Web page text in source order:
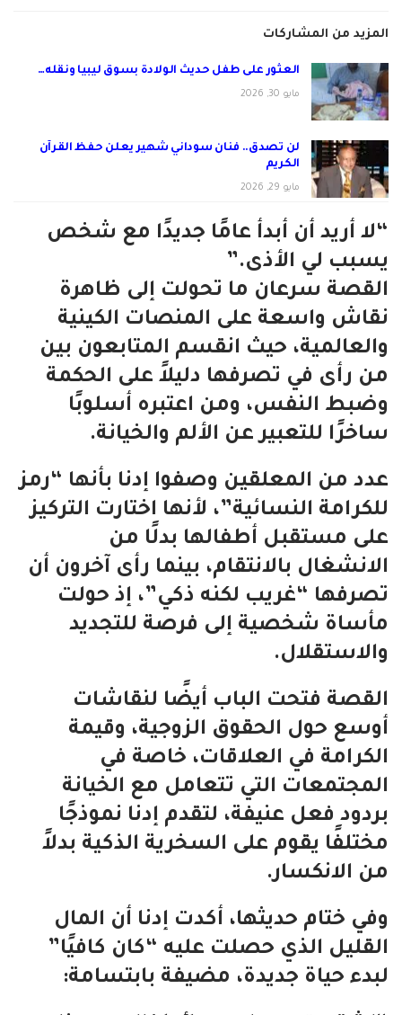
المزيد من المشاركات
العثور على طفل حديث الولادة بسوق ليبيا ونقله…
مايو 30, 2026
لن تصدق.. فنان سوداني شهير يعلن حفظ القرآن
الكريم
مايو 29, 2026
“لا أريد أن أبدأ عامًا جديدًا مع شخص
يسبب لي الأذى.”
القصة سرعان ما تحولت إلى ظاهرة
نقاش واسعة على المنصات الكينية
والعالمية، حيث انقسم المتابعون بين
من رأى في تصرفها دليلاً على الحكمة
وضبط النفس، ومن اعتبره أسلوبًا
ساخرًا للتعبير عن الألم والخيانة.
عدد من المعلقين وصفوا إدنا بأنها “رمز
للكرامة النسائية”، لأنها اختارت التركيز
على مستقبل أطفالها بدلًا من
الانشغال بالانتقام، بينما رأى آخرون أن
تصرفها “غريب لكنه ذكي”، إذ حولت
مأساة شخصية إلى فرصة للتجديد
والاستقلال.
القصة فتحت الباب أيضًا لنقاشات
أوسع حول الحقوق الزوجية، وقيمة
الكرامة في العلاقات، خاصة في
المجتمعات التي تتعامل مع الخيانة
بردود فعل عنيفة، لتقدم إدنا نموذجًا
مختلفًا يقوم على السخرية الذكية بدلاً
من الانكسار.
وفي ختام حديثها، أكدت إدنا أن المال
القليل الذي حصلت عليه “كان كافيًا”
لبدء حياة جديدة، مضيفة بابتسامة: